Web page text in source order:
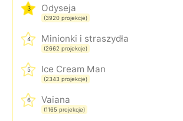
3 Odyseja
(3920 projekcje)
4 Minionki i straszydła
(2662 projekcje)
5 Ice Cream Man
(2343 projekcje)
6 Vaiana
(1165 projekcje)